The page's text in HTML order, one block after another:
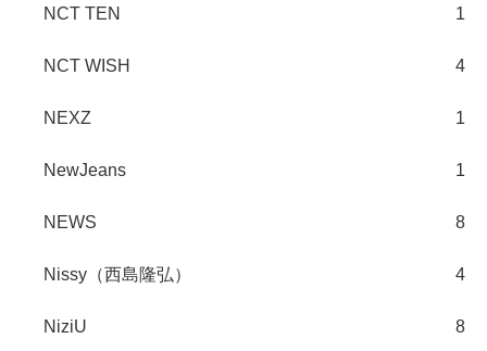
NCT TEN 1
NCT WISH 4
NEXZ 1
NewJeans 1
NEWS 8
Nissy（西島隆弘） 4
NiziU 8